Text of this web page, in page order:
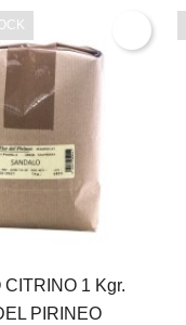
1 Kgr.
PIRINEO